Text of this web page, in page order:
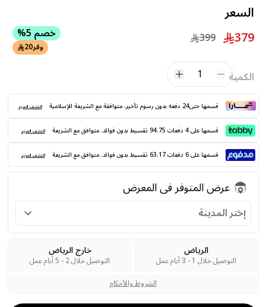
السعر
379
399 خصم 5%
وفر20
الكمية 1
قسمها حتى24 دفعه بدون رسوم تأخير. متوافقة مع الشريعة الإسلامية اكتشف المزيد
قسمها على 4 دفعات 94.75 تقسيط بدون فوائد. متوافق مع الشريعة اكتشف المزيد
قسمها على 6 دفعات 63.17 تقسيط بدون فوائد. متوافق مع الشريعة اكتشف المزيد
عرض المتوفر فى المعرض
إختر المدينة
الرياض
التوصيل خلال 1 - 3 أيام عمل
خارج الرياض
التوصيل خلال 2 - 5 أيام عمل
الشروط والأحكام